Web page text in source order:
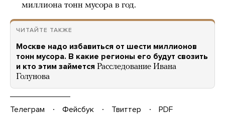
миллиона тонн мусора в год.
ЧИТАЙТЕ ТАКЖЕ
Москве надо избавиться от шести миллионов
тонн мусора. В какие регионы его будут свозить
и кто этим займется Расследование Ивана
Голунова
Телеграм Фейсбук Твиттер
PDF